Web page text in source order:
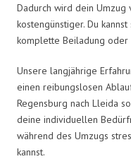
Dadurch wird dein Umzug
kostengünstiger. Du
komplette Beiladung oder
Unsere langjährige
einen reibungslosen
Regensburg nach Lleida
deine individuellen
während des Umzugs
kannst.